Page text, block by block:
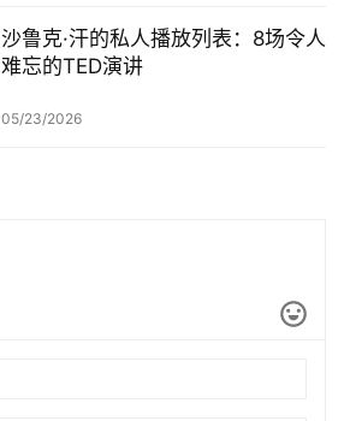
沙鲁克·汗的私人播放列表：8场令人
难忘的TED演讲
05/23/2026